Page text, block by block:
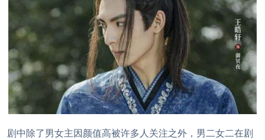
剧中除了男女主因颜值高被许多人关注之外，男二女二在剧